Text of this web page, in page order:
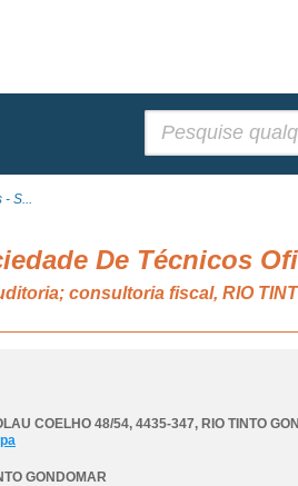
- S...
De Técnicos
consultoria fiscal, RIO
COELHO 48/54, 4435-347, RIO TINTO
GONDOMAR